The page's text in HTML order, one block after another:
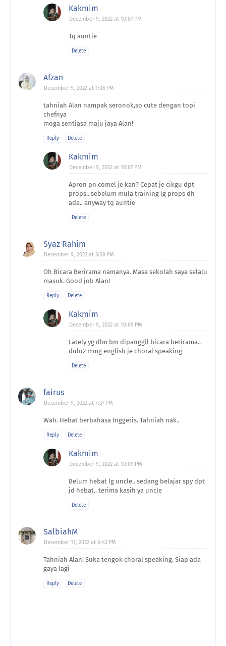
Kakmim
December 9, 2022 at 10:07 PM
Tq auntie
Delete
Afzan
December 9, 2022 at 1:06 PM
tahniah Alan nampak seronok,so cute dengan topi
chefnya
moga sentiasa maju jaya Alan!
Reply Delete
Kakmim
December 9, 2022 at 10:07 PM
Apron pn comel je kan? Cepat je cikgu dpt
props.. sebelum mula training lg props dh
ada.. anyway tq auntie
Delete
Syaz Rahim
December 9, 2022 at 3:59 PM
Oh Bicara Berirama namanya. Masa sekolah saya selalu
masuk. Good job Alan!
Reply Delete
Kakmim
December 9, 2022 at 10:09 PM
Lately yg dlm bm dipanggil bicara berirama..
dulu2 mmg english je choral speaking
Delete
fairus
December 9, 2022 at 7:37 PM
Wah. Hebat berbahasa Inggeris. Tahniah nak..
Reply Delete
Kakmim
December 9, 2022 at 10:09 PM
Belum hebat lg uncle.. sedang belajar spy dpt
jd hebat.. terima kasih ya uncle
Delete
SalbiahM
December 11, 2022 at 6:42 PM
Tahniah Alan! Suka tengok choral speaking. Siap ada
gaya lagi
Reply Delete